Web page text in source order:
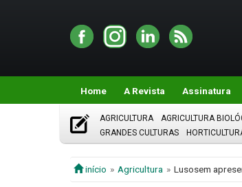
Home A Revista Assinatura
AGRICULTURA AGRICULTURA
GRANDES CULTURAS
início Agricultura Lusosem